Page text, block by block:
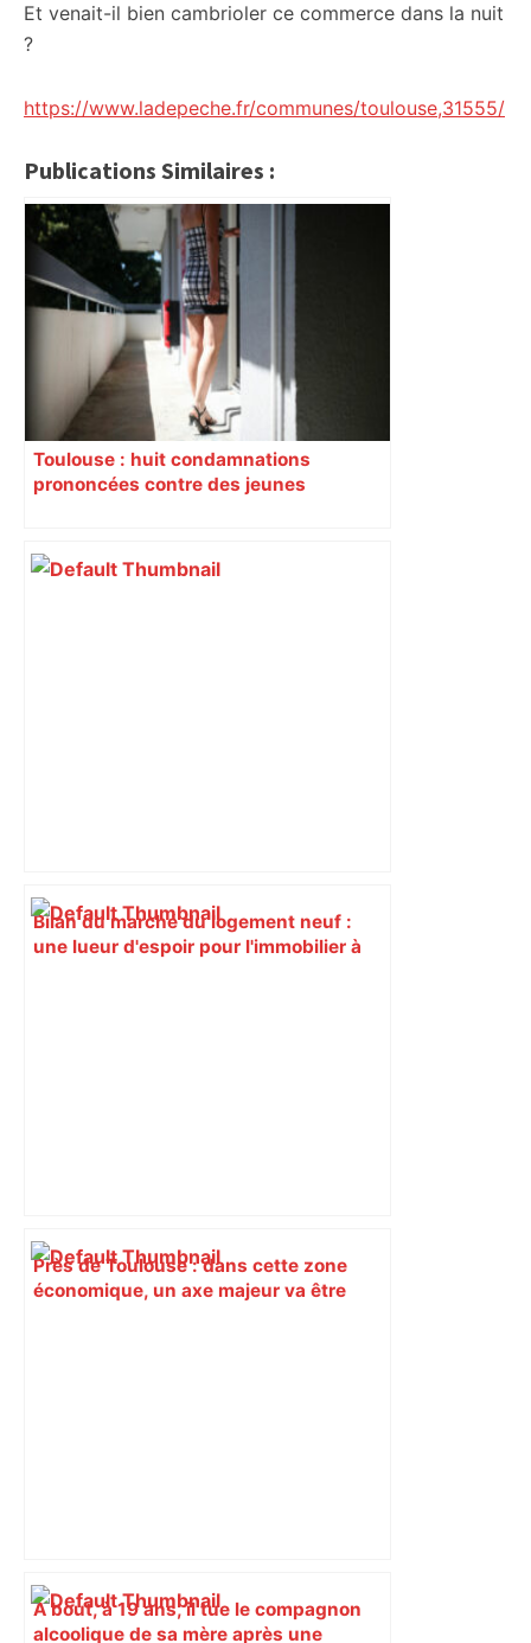
Et venait-il bien cambrioler ce commerce dans la nuit
?
https://www.ladepeche.fr/communes/toulouse,31555/
Publications Similaires :
Toulouse : huit condamnations
prononcées contre des jeunes
Bilan du marché du logement neuf :
une lueur d'espoir pour l'immobilier à
Près de Toulouse : dans cette zone
économique, un axe majeur va être
À bout, à 19 ans, il tue le compagnon
alcoolique de sa mère après une